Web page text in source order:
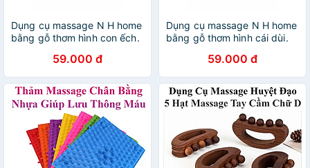
Dụng cụ massage N H home
bằng gỗ thơm hình con ếch.
59.000 đ
Dụng cụ massage N H home
bằng gỗ thơm hình cái dùi.
59.000 đ